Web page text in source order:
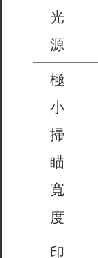
光
源
極
小
掃
瞄
寬
度
印